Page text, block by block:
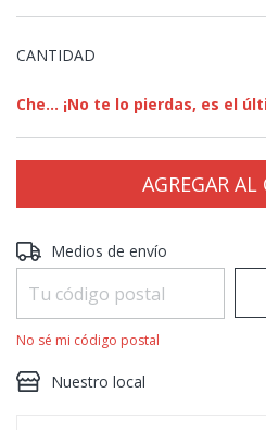
CANTIDAD
Che... ¡No te lo pierdas, es el
Entregas para el CP:
Medios de envío
No sé mi código postal
Nuestro local